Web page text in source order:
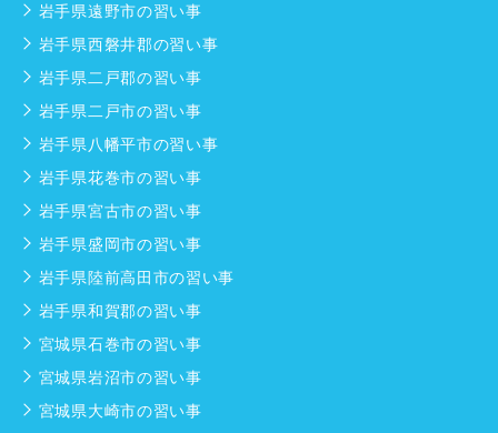
岩手県遠野市の習い事
岩手県西磐井郡の習い事
岩手県二戸郡の習い事
岩手県二戸市の習い事
岩手県八幡平市の習い事
岩手県花巻市の習い事
岩手県宮古市の習い事
岩手県盛岡市の習い事
岩手県陸前高田市の習い事
岩手県和賀郡の習い事
宮城県石巻市の習い事
宮城県岩沼市の習い事
宮城県大崎市の習い事